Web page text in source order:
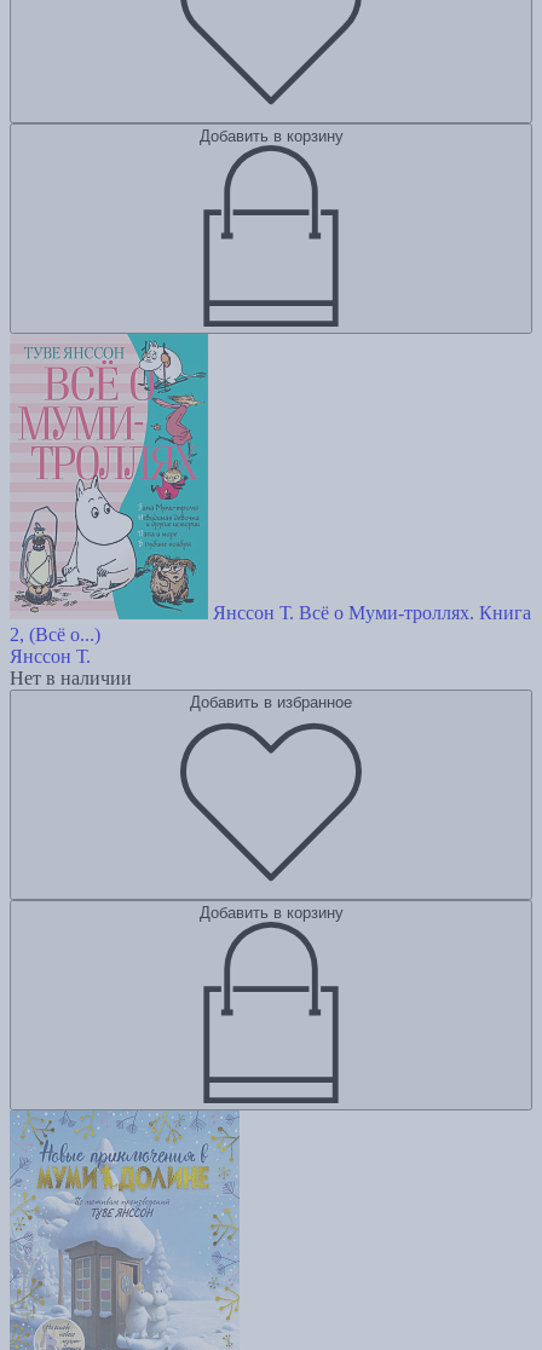
Добавить в корзину
Янссон Т. Всё о Муми-троллях. Книга
2, (Всё о...)
Янссон Т.
Нет в наличии
Добавить в избранное
Добавить в корзину